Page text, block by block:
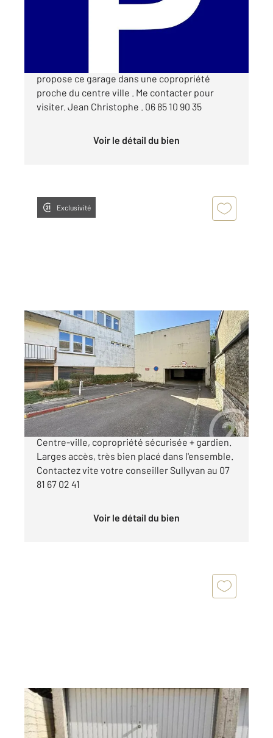
Parking à vendre
13 500 €
propose ce garage dans une copropriété
proche du centre ville . Me contacter pour
visiter. Jean Christophe . 06 85 10 90 35
Voir le détail du bien
Exclusivité
TROYES 10
16 m
Ref : 71538
Parking à vendre
18 000 €
Exclu C21 ! Box de garage quartier Gare /
Centre-ville, copropriété sécurisée + gardien.
Larges accès, très bien placé dans l'ensemble.
Contactez vite votre conseiller Sullyvan au 07
81 67 02 41
Voir le détail du bien
TROYES 10
17 m2
Ref : 69749